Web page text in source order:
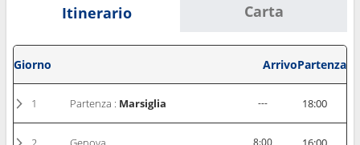
Itinerario Carta
Giorno ArrivoPartenza
1 Partenza : Marsiglia --- 18:00
8:00